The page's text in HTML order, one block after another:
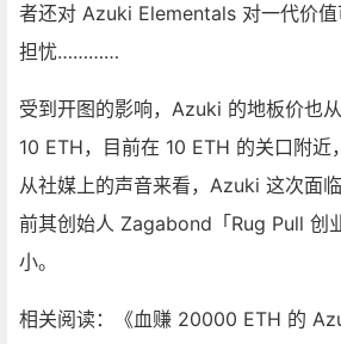
者还对 Azuki Elementals 对一代价值
担忧…………
受到开图的影响，Azuki 的地板价也
10 ETH，目前在 10 ETH 的关口附近
从社媒上的声音来看，Azuki 这次面
前其创始人 Zagabond「Rug Pull 创
小。
相关阅读：《血赚 20000 ETH 的